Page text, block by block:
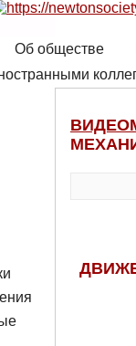
Об обществе